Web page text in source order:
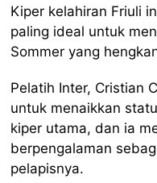
Kiper kelahiran Friuli
paling ideal untuk
Sommer yang
Pelatih Inter, Cristian
untuk menaikkan
kiper utama, dan ia
berpengalaman
pelapisnya.